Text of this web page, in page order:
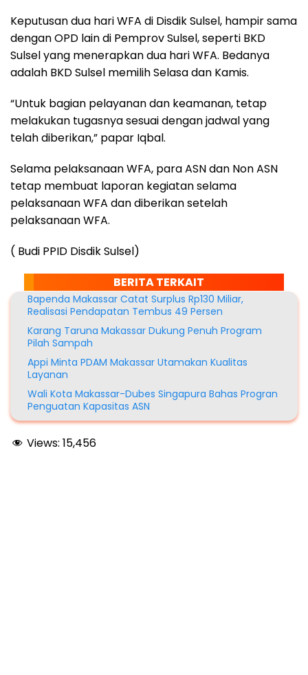
Keputusan dua hari WFA di Disdik Sulsel, hampir sama
dengan OPD lain di Pemprov Sulsel, seperti BKD
Sulsel yang menerapkan dua hari WFA. Bedanya
adalah BKD Sulsel memilih Selasa dan Kamis.
“Untuk bagian pelayanan dan keamanan, tetap
melakukan tugasnya sesuai dengan jadwal yang
telah diberikan,” papar Iqbal.
Selama pelaksanaan WFA, para ASN dan Non ASN
tetap membuat laporan kegiatan selama
pelaksanaan WFA dan diberikan setelah
pelaksanaan WFA.
( Budi PPID Disdik Sulsel)
BERITA TERKAIT
Bapenda Makassar Catat Surplus Rp130 Miliar,
Realisasi Pendapatan Tembus 49 Persen
Karang Taruna Makassar Dukung Penuh Program
Pilah Sampah
Appi Minta PDAM Makassar Utamakan Kualitas
Layanan
Wali Kota Makassar-Dubes Singapura Bahas Progran
Penguatan Kapasitas ASN
Views: 15,456